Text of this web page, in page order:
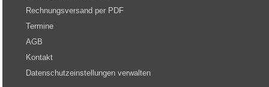
Rechnungsversand per PDF
Termine
AGB
Kontakt
Datenschutzeinstellungen verwalten